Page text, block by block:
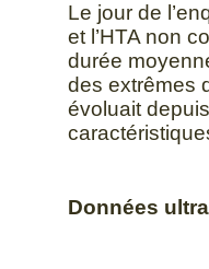
Le jour de
et l’HTA non
durée
des extrêmes
évoluait
Données